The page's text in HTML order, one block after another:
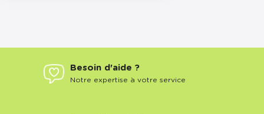
Besoin d'aide ?
Notre expertise à votre service